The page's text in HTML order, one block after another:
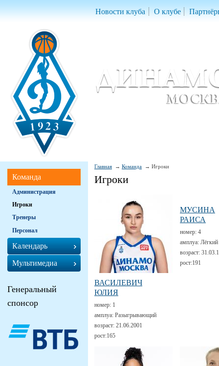
Новости клуба О клубе
Главная Команда Игроки
Игроки
ВАСИЛЕВИЧ
ЮЛИЯ
номер: 1
амплуа: Разыгрывающий
возраст: 21.06.2001
рост:165
МУСИНА
РАИСА
номер: 4
амплуа:
возраст:
рост:191
Команда
Администрация
Игроки
Тренеры
Персонал
Календарь
Мультимедиа
Генеральный
спонсор